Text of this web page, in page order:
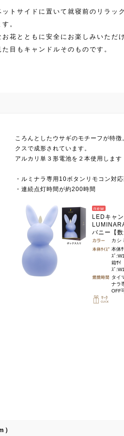
トサイドに置いて就寝前のリラッ
。
花とともに安全にお楽しみいただ
目もキャンドルそのものです。
ころんとしたウサギのモチーフが特徴
クスで成形されています。
アルカリ単３形電池を２本使用します
・ルミナラ専用10ボタンリモコン対
・連続点灯時間が約200時間
new
LEDキャ
バニー【数
カシ
本体ｻ
ｽﾞ
箱ｻｲ
ｽﾞ
タイ
ナラ
OFF